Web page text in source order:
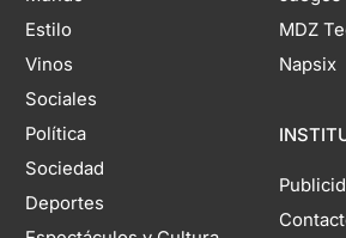
Estilo
Vinos
Sociales
Política
Sociedad
Deportes
MDZ
Napsix